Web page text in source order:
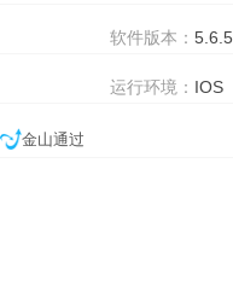
软件版本：5.6.5
运行环境： IOS
金山通过